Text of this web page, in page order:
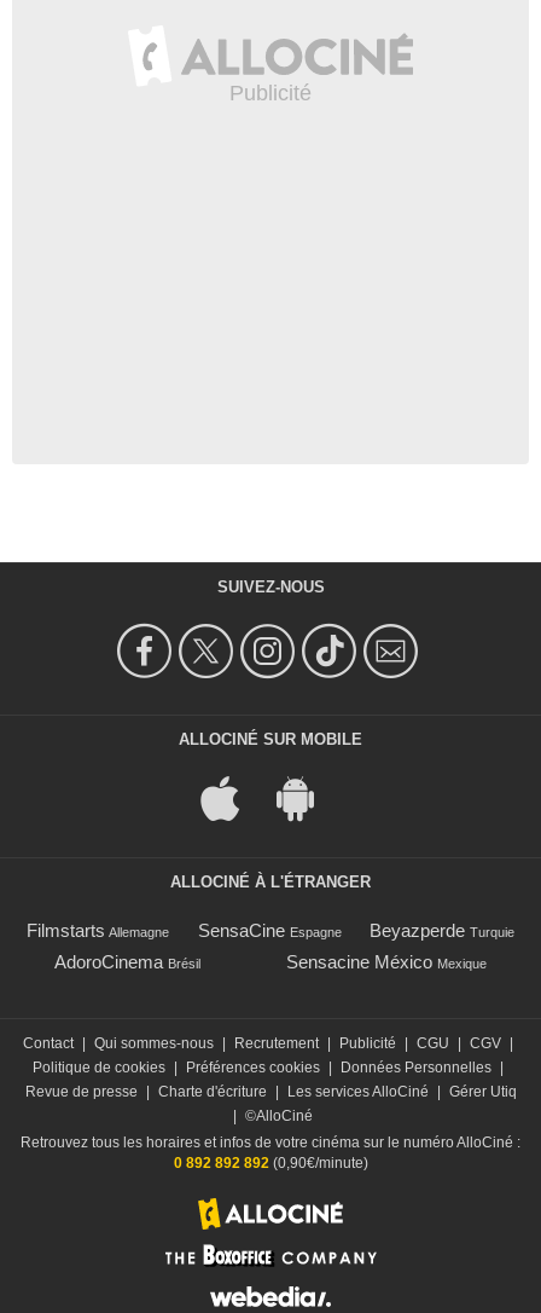
SUIVEZ-NOUS
ALLOCINÉ SUR MOBILE
ALLOCINÉ À L'ÉTRANGER
Filmstarts Allemagne SensaCine Espagne Beyazperde Turquie
AdoroCinema Brésil Sensacine México Mexique
Contact Qui sommes-nous Recrutement Publicité CGU CGV
Politique de cookies
Préférences cookies Données Personnelles
Revue de presse
Charte d'écriture Les services AlloCiné
Gérer Utiq
©AlloCiné
Retrouvez tous les horaires et infos de votre cinéma sur le numéro AlloCiné :
0 892 892 892(0,90€/minute)